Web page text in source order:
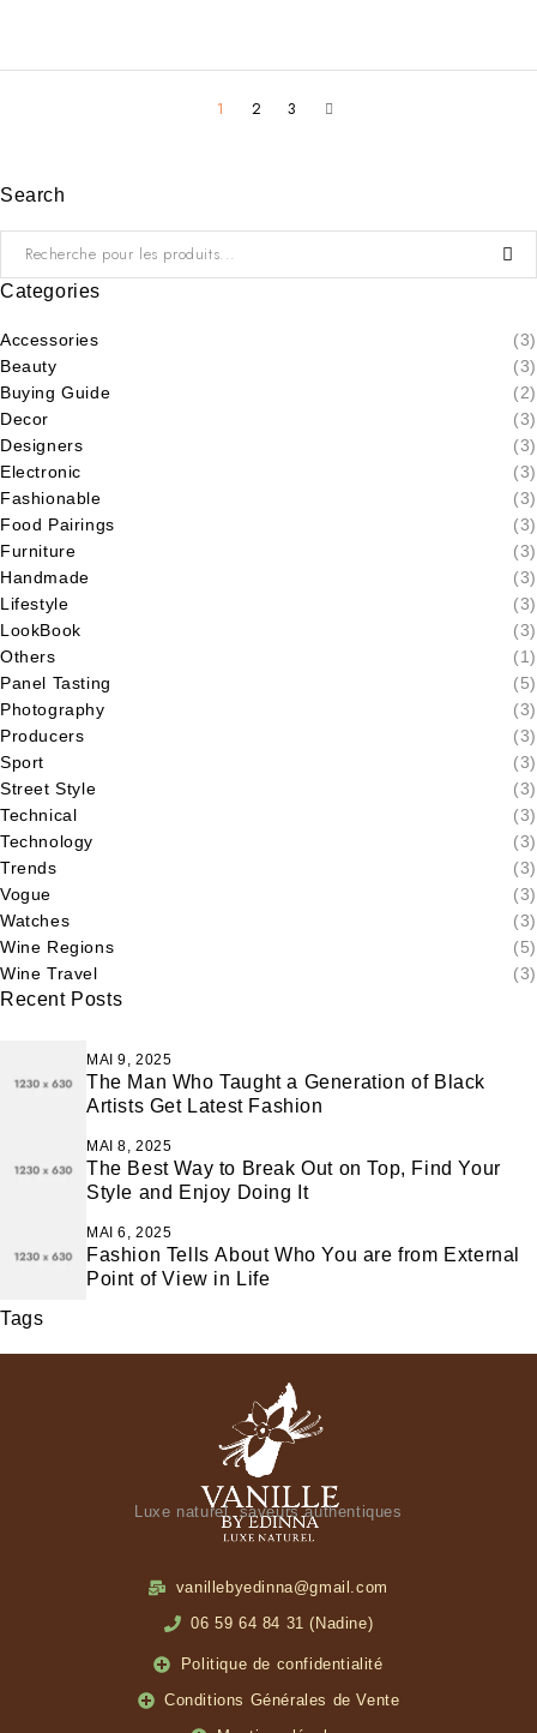
1 2 3
Search
Categories
Accessories
(3)
Beauty
(3)
Buying Guide
(2)
Decor
(3)
Designers
(3)
Electronic
(3)
Fashionable
(3)
Food Pairings
(3)
Furniture
(3)
Handmade
(3)
Lifestyle
(3)
LookBook
(3)
Others
(1)
Panel Tasting
(5)
Photography
(3)
Producers
(3)
Sport
(3)
Street Style
(3)
Technical
(3)
Technology
(3)
Trends
(3)
Vogue
(3)
Watches
(3)
Wine Regions
(5)
Wine Travel
(3)
Recent Posts
MAI 9, 2025
The Man Who Taught a Generation of Black
Artists Get Latest Fashion
MAI 8, 2025
The Best Way to Break Out on Top, Find Your
Style and Enjoy Doing It
MAI 6, 2025
Fashion Tells About Who You are from External
Point of View in Life
Tags
Luxe naturel, saveurs authentiques
vanillebyedinna@gmail.com
06 59 64 84 31 (Nadine)
Politique de confidentialité
Conditions Générales de Vente